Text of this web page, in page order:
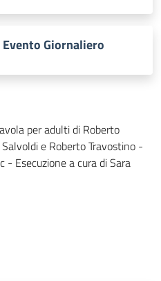
Evento Giornaliero
per adulti di Roberto
e Roberto Travostino -
- Esecuzione a cura di Sara